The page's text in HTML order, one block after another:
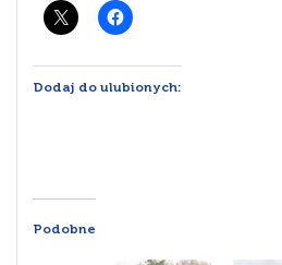
Dodaj do ulubionych:
Podobne